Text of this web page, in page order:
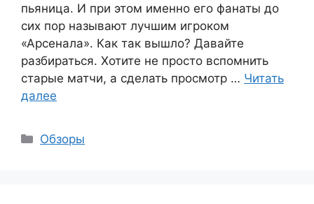
пьяница. И при этом именно его фанаты до
сих пор называют лучшим игроком
«Арсенала». Как так вышло? Давайте
разбираться. Хотите не просто вспомнить
старые матчи, а сделать просмотр … Читать
далее
Рубрики
Обзоры